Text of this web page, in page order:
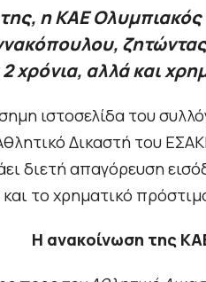
η ΚΑΕ Ολυμπιακός
χρόνια, αλλά και
ιστοσελίδα του
Δικαστή του
διετή απαγόρευση
το χρηματικό
Η ανακοίνωση της